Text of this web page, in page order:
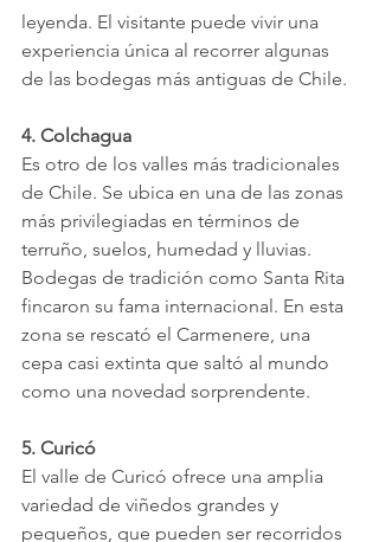
leyenda. El visitante puede vivir una
experiencia única al recorrer algunas
de las bodegas más antiguas de Chile.
4. Colchagua
Es otro de los valles más tradicionales
de Chile. Se ubica en una de las zonas
más privilegiadas en términos de
terruño, suelos, humedad y lluvias.
Bodegas de tradición como Santa Rita
fincaron su fama internacional. En esta
zona se rescató el Carmenere, una
cepa casi extinta que saltó al mundo
como una novedad sorprendente.
5. Curicó
El valle de Curicó ofrece una amplia
variedad de viñedos grandes y
pequeños, que pueden ser recorridos